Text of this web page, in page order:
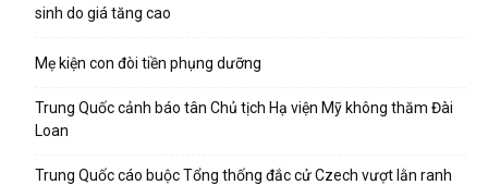
sinh do giá tăng cao
Mẹ kiện con đòi tiền phụng dưỡng
Trung Quốc cảnh báo tân Chủ tịch Hạ viện Mỹ không thăm Đài
Loan
Trung Quốc cáo buộc Tổng thống đắc cử Czech vượt lằn ranh